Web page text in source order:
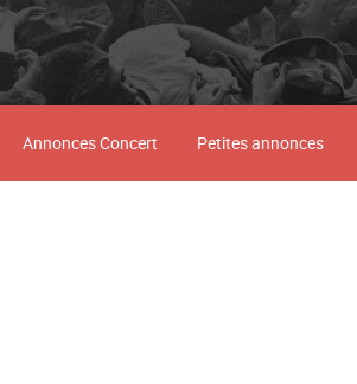
Annonces Concert Petites annonces